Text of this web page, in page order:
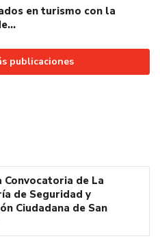
en turismo con la
publicaciones
Convocatoria de La
de Seguridad y
Ciudadana de San